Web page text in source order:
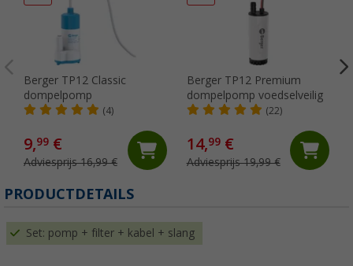
Berger TP12 Classic
dompelpomp
(4)
9,99 €
Adviesprijs 16,99 €
Berger TP12 Premium
dompelpomp voedselveilig
(22)
14,99€
Adviesprijs 19,99 €
PRODUCTDETAILS
Set: pomp + filter + kabel + slang